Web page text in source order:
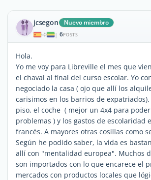
jcsegon Nuevo miembro
| 6POSTS
Hola.
Yo me voy para Libreville el mes que
el chaval al final del curso escolar. Yo
negociado la casa ( ojo que allí los
carisimos en los barrios de
piso, el coche ( mejor un 4x4 para
problemas ) y los gastos de escolaridad
francés. A mayores otras cosillas como
Según he podido saber, la vida es
allí con "mentalidad europea". Muchos
son importados con lo que encarece el
mercados con productos locales que